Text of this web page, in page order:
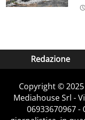
Redazione
Copyright ©
Mediahouse Srl -
06933670967